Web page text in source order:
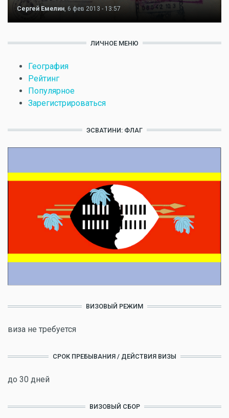
Сергей Емелин , 6 фев 2013 - 13:57
ЛИЧНОЕ МЕНЮ
География
Рейтинг
Популярное
Зарегистрироваться
ЭСВАТИНИ: ФЛАГ
ВИЗОВЫЙ РЕЖИМ
виза не требуется
СРОК ПРЕБЫВАНИЯ / ДЕЙСТВИЯ ВИЗЫ
до 30 дней
ВИЗОВЫЙ СБОР